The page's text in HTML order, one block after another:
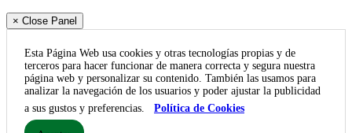
× Close Panel
Esta Página Web usa cookies y otras tecnologías propias y de
terceros para hacer funcionar de manera correcta y segura nuestra
página web y personalizar su contenido. También las usamos para
analizar la navegación de los usuarios y poder ajustar la publicidad
a sus gustos y preferencias.
Política de Cookies